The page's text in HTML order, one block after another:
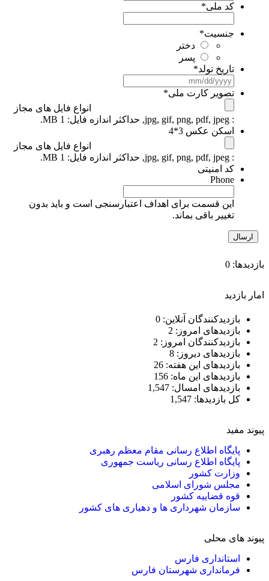
کد ملی*
جنسیت*
دختر
پسر
تاریخ تولد*
تصویر کارت ملی*
انواع فایل های مجاز
: jpg, gif, png, pdf, jpeg, حداکثر اندازه فایل: 1 MB.
اسکن عکس 3*4
انواع فایل های مجاز
: jpg, gif, png, pdf, jpeg, حداکثر اندازه فایل: 1 MB.
کد امنیتی
Phone
این قسمت برای اهداف اعتبارسنجی است و باید بدون
تغییر باقی بماند.
بازدیدها: 0
امار بازدید
بازدیدکنندگان آنلاین: 0
بازدیدهای امروز: 2
بازدیدکنندگان امروز: 2
بازدیدهای دیروز: 8
بازدیدهای این هفته: 26
بازدیدهای این ماه: 156
بازدیدهای امسال: 1,547
کل بازدیدها: 1,547
پیوند مفید
پایگاه اطلاع رسانی مقام معظم رهبری
پایگاه اطلاع رسانی ریاست جمهوری
وزارت کشور
مجلس شورای اسلامی
قوه قضاییه کشور
سازمان شهرداری ها و دهیاری های کشور
پیوند های محلی
استانداری فارس
فرمانداری شهرستان فارس